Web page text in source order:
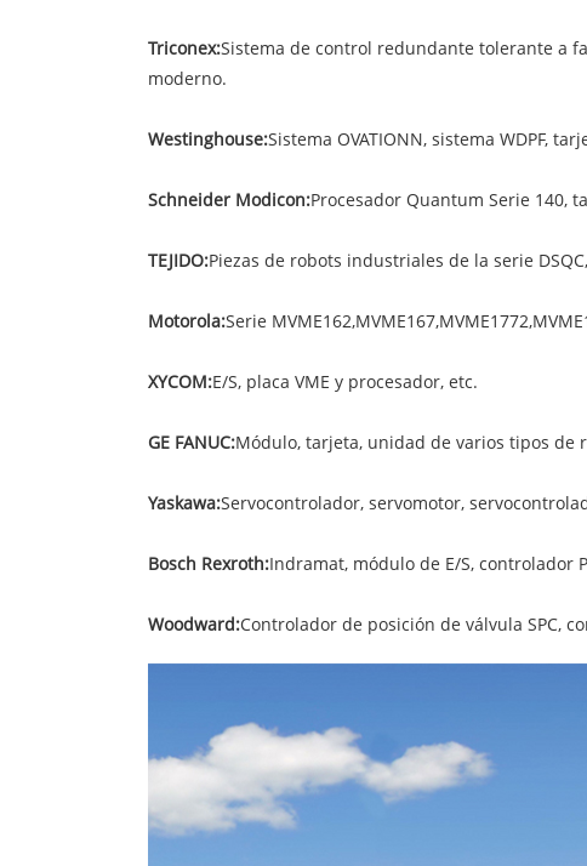
Triconex:Sistema de control redundante tolerante a
moderno.
Westinghouse:Sistema OVATIONN, sistema WDPF,
Schneider Modicon:Procesador Quantum Serie 140,
TEJIDO:Piezas de robots industriales de la serie
Motorola:Serie
XYCOM:E/S, placa VME y procesador, etc.
GE FANUC:Módulo, tarjeta, unidad de varios tipos de
Yaskawa:Servocontrolador, servomotor,
Bosch Rexroth:Indramat, módulo de E/S, controlador
Woodward:Controlador de posición de válvula SPC,